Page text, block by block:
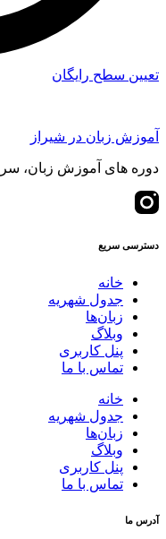
تعیین سطح رایگان
آموزش زبان در شیراز
دوره های آموزش زبان،
دسترسی سریع
خانه
جدول شهریه
زبان‌ها
وبلاگ
پنل کاربری
تماس با ما
خانه
جدول شهریه
زبان‌ها
وبلاگ
پنل کاربری
تماس با ما
آدرس ما